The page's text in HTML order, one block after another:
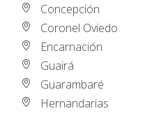
Concepción
Coronel Oviedo
Encarnación
Guairá
Guarambaré
Hernandarias